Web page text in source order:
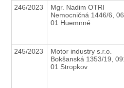
246/2023
Mgr. Nadim OTRI
Nemocničná 1446/6,
01 Huemnné
245/2023
Motor industry s.r.o.
Bokšanská 1353/19,
01 Stropkov